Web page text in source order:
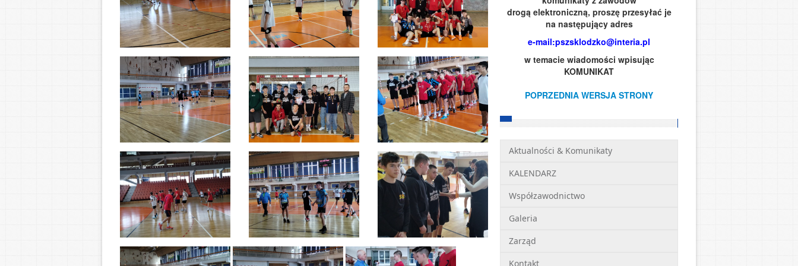
drogą elektroniczną, proszę przesyłać je
na następujący adres
e-mail:pszsklodzko@interia.pl
w temacie wiadomości wpisując
KOMUNIKAT
POPRZEDNIA WERSJA STRONY
Aktualności & Komunikaty
KALENDARZ
Współzawodnictwo
Galeria
Zarząd
Kontakt